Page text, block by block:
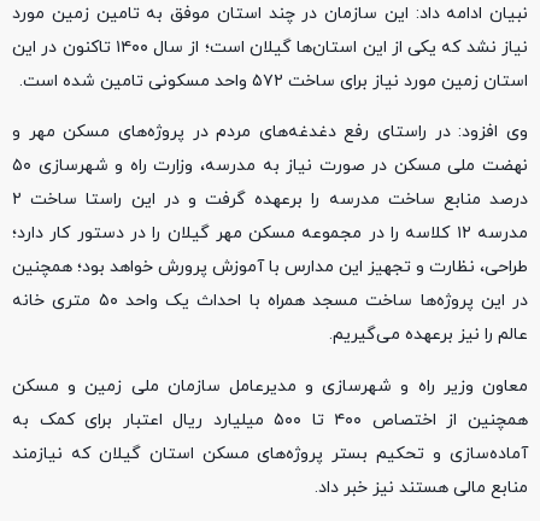
نبیان ادامه داد: این سازمان در چند استان موفق به تامین زمین مورد
نیاز نشد که یکی از این استان‌ها گیلان است؛ از سال ۱۴۰۰ تاکنون در این
استان زمین مورد نیاز برای ساخت ۵۷۲ واحد مسکونی تامین شده است.
وی افزود: در راستای رفع دغدغه‌های مردم در پروژه‌های مسکن مهر و
نهضت ملی مسکن در صورت نیاز به مدرسه، وزارت راه و شهرسازی ۵۰
درصد منابع ساخت مدرسه را برعهده گرفت و در این راستا ساخت ۲
مدرسه ۱۲ کلاسه را در مجموعه مسکن مهر گیلان را در دستور کار دارد؛
طراحی، نظارت و تجهیز این مدارس با آموزش پرورش خواهد بود؛ همچنین
در این پروژه‌ها ساخت مسجد همراه با احداث یک واحد ۵۰ متری خانه
عالم را نیز برعهده می‌گیریم.
معاون وزیر راه و شهرسازی و مدیرعامل سازمان ملی زمین و مسکن
همچنین از اختصاص ۴۰۰ تا ۵۰۰ میلیارد ریال اعتبار برای کمک به
آماده‌سازی و تحکیم بستر پروژه‌های مسکن استان گیلان که نیازمند
منابع مالی هستند نیز خبر داد.